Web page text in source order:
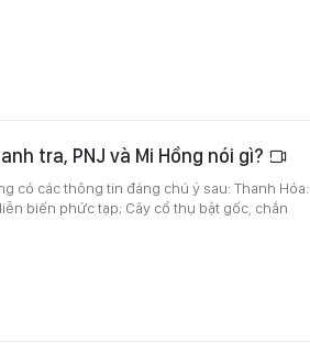
tra, PNJ và Mi Hồng nói gì?
có các thông tin đáng chú ý sau: Thanh Hóa:
biến phức tạp; Cây cổ thụ bật gốc, chắn